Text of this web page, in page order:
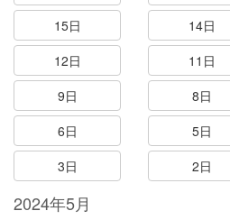
15日
14日
12日
11日
9日
8日
6日
5日
3日
2日
2024年5月